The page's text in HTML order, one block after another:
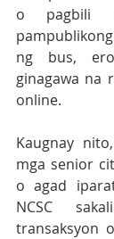
o pagbili
ng bus,
ginagawa na
online.
Kaugnay
mga senior
o agad
NCSC
transaksyon